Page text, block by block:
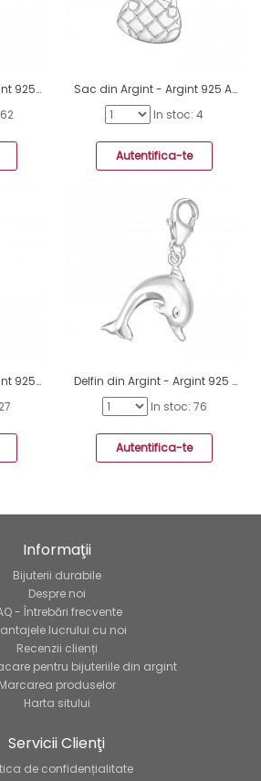
Pisică din Argint - Argint 925 Amulete cu sistem de închidere A4S2807
Sac din Argint - Argint 925 Amulete cu sistem de închidere A4S885
In stoc: 4
Autentifica-te
Inimă din Argint - Argint 925 Amulete cu sistem de închidere A4S853
Delfin din Argint - Argint 925 Amulete cu sistem de închidere A4S849
In stoc: 76
Autentifica-te
Informaţii
Bijuterii durabile
Despre noi
- Întrebări frecvente
lucrului cu noi
Recenzii clienți
pentru bijuteriile din argint
Marcarea produselor
Harta sitului
Servicii Clienţi
de confidențialitate